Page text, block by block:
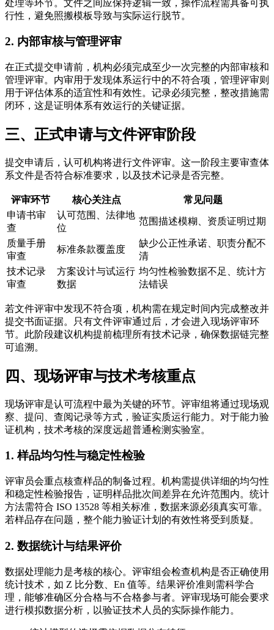
处理等环节。文件之间应保持逻辑一致，操作流程需具备可执
行性，避免照搬模板导致与实际运行脱节。
2. 内部审核与管理评审
在正式提交申请前，机构必须完成至少一次完整的内部审核和
管理评审。内审用于发现体系运行中的不符合项，管理评审则
用于评估体系的适宜性和有效性。记录必须完整，整改措施需
闭环，这是证明体系有效运行的关键证据。
三、正式申请与文件评审阶段
提交申请后，认可机构将进行文件评审。这一阶段主要审查体
系文件是否符合标准要求，以及技术记录是否完整。
评审环节 核心关注点
常见问题
申请书审
查
认可范围、法律地
位
范围描述模糊、资质证明过期
质量手册
审查
标准条款覆盖度
缺少公正性承诺、职责分配不
清
技术记录
审查
方案设计与试运行
数据
均匀性检验数据不足、统计方
法错误
若文件评审中发现不符合项，机构需在规定时间内完成整改并
提交书面证据。只有文件评审通过后，才会进入现场评审环
节。此阶段建议机构提前梳理所有技术记录，确保数据链完整
可追溯。
四、现场评审与技术考核重点
现场评审是认可流程中最为关键的环节。评审组将通过现场观
察、提问、查阅记录等方式，验证实质运行能力。对于能力验
证机构，技术考核的深度远超普通检测实验室。
1. 样品均匀性与稳定性检验
评审员会重点核查样品的制备过程。机构需提供详细的均匀性
和稳定性检验报告，证明样品批次间差异在允许范围内。统计
方法需符合 ISO 13528 等相关标准，数据来源必须真实可靠。
若样品存在问题，整个能力验证计划的有效性将受到质疑。
2. 数据统计与结果评价
数据处理能力是考核的核心。评审组会检查机构是否正确使用
统计技术，如 Z 比分数、En 值等。结果评价准则需科学合
理，能够准确区分合格与不合格参与者。评审现场可能会要求
进行模拟数据分析，以验证技术人员的实际操作能力。